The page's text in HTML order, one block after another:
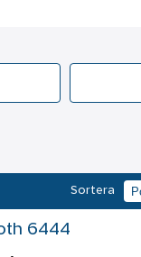
Sortera
6444